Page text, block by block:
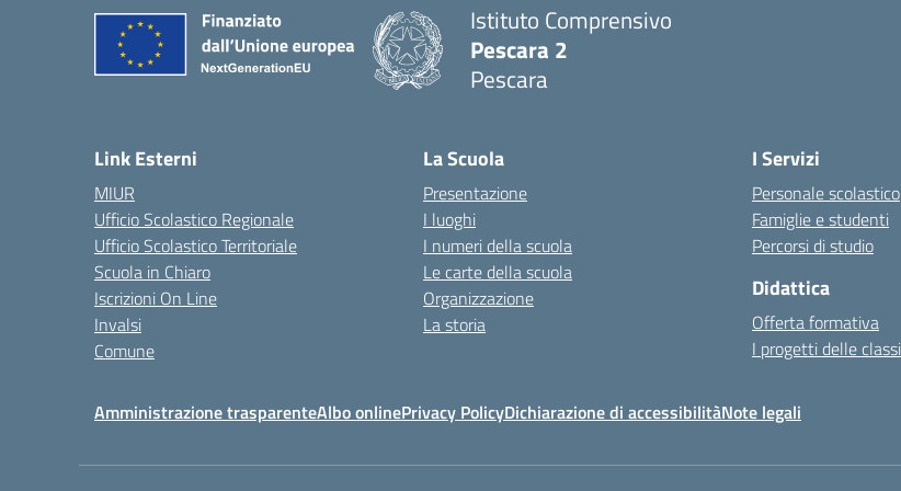
Istituto Comprensivo
Pescara 2
Pescara
Link Esterni
MIUR
Ufficio Scolastico Regionale
Ufficio Scolastico Territoriale
Scuola in Chiaro
Iscrizioni On Line
Invalsi
Comune
La Scuola
Presentazione
I luoghi
I numeri della scuola
Le carte della scuola
Organizzazione
La storia
I Servizi
Personale scolastico
Famiglie e studenti
Percorsi di studio
Didattica
Offerta formativa
I progetti delle classi
Amministrazione trasparenteAlbo onlinePrivacy PolicyDichiarazione di accessibilitàNote legali